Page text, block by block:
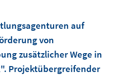
F
e
n
s
t
auf
von
zusätzlicher Wege in
Projektübergreifender